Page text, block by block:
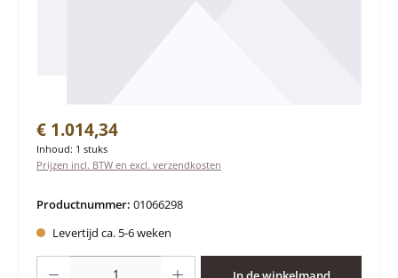
Normale prijs:
€ 1.014,34
Inhoud: 1 stuks
Prijzen incl. BTW en excl. verzendkosten
Productnummer: 01066298
Levertijd ca. 5-6 weken
Producthoeveelheid: Voer de gewenste hoeveelheid in of gebruik de